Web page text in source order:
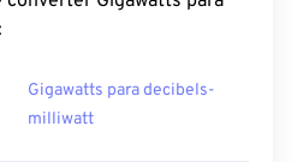
Gigawatts para decibels-
milliwatt